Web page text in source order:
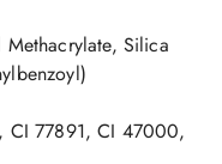
Silica
CI 77891, CI 47000,